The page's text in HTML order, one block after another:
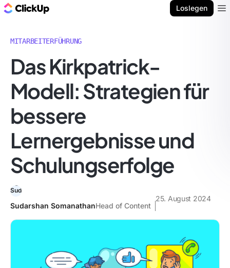
Loslegen
MITARBEITERFÜHRUNG
Das Kirkpatrick-
Modell: Strategien für
bessere
Lernergebnisse und
Schulungserfolge
Sudarshan SomanathanHead of Content
25. August 2024